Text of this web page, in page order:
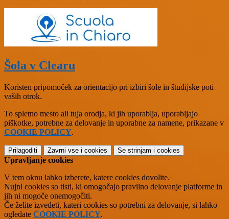
Šola v Clearu
Koristen pripomoček za orientacijo pri izbiri šole in študijske poti
vaših otrok.
To spletno mesto ali tuja orodja, ki jih uporablja, uporabljajo
piškotke, potrebne za delovanje in uporabne za namene, prikazane v
COOKIE POLICY.
Prilagoditi Zavrni vse i cookies Se strinjam i cookies
Upravljanje cookies
V tem oknu lahko izberete, katere cookies dovolite.
Nujni cookies so tisti, ki omogočajo pravilno delovanje platforme in
jih ni mogoče onemogočiti.
Če želite izvedeti, kateri cookies so potrebni za delovanje, si lahko
ogledate COOKIE POLICY.